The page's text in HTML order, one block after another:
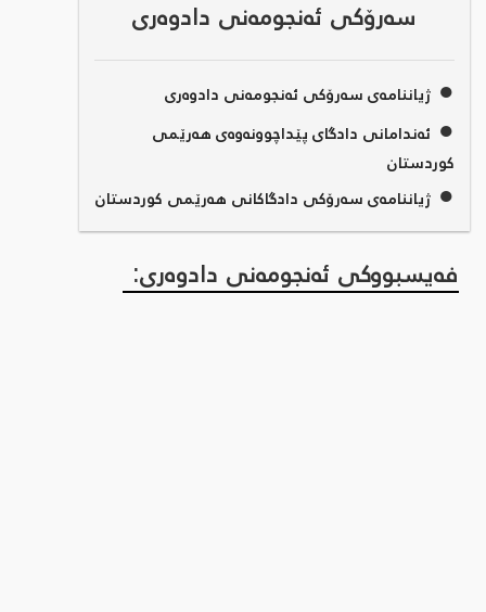
سەرۆکی ئەنجومەنی دادوەری
●ژیاننامەی سەرۆکی ئەنجومەنی دادوەری
● ئەندامانی دادگای پێداچوونەوەی هەرێمی
کوردستان
●ژیاننامەی سەرۆکی دادگاکانی هەرێمی کوردستان
فەیسبووکی ئەنجومەنی دادوەری: